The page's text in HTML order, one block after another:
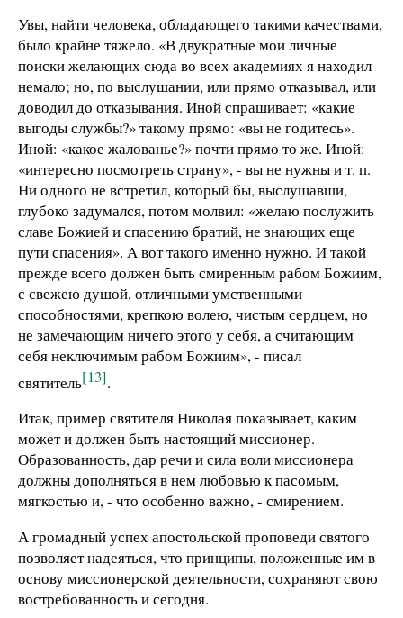
Увы, найти человека, обладающего такими качествами,
было крайне тяжело. «В двукратные мои личные
поиски желающих сюда во всех академиях я находил
немало; но, по выслушании, или прямо отказывал, или
доводил до отказывания. Иной спрашивает: «какие
выгоды службы?» такому прямо: «вы не годитесь».
Иной: «какое жалованье?» почти прямо то же. Иной:
«интересно посмотреть страну», - вы не нужны и т. п.
Ни одного не встретил, который бы, выслушавши,
глубоко задумался, потом молвил: «желаю послужить
славе Божией и спасению братий, не знающих еще
пути спасения». А вот такого именно нужно. И такой
прежде всего должен быть смиренным рабом Божиим,
с свежею душой, отличными умственными
способностями, крепкою волею, чистым сердцем, но
не замечающим ничего этого у себя, а считающим
себя неключимым рабом Божиим», - писал
святитель[13].
Итак, пример святителя Николая показывает, каким
может и должен быть настоящий миссионер.
Образованность, дар речи и сила воли миссионера
должны дополняться в нем любовью к пасомым,
мягкостью и, - что особенно важно, - смирением.
А громадный успех апостольской проповеди святого
позволяет надеяться, что принципы, положенные им в
основу миссионерской деятельности, сохраняют свою
востребованность и сегодня.